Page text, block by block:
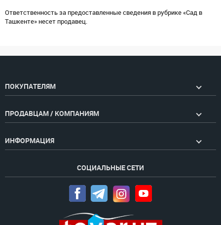
Ответственность за предоставленные сведения в рубрике «Сад в
Ташкенте» несет продавец.
ПОКУПАТЕЛЯМ
ПРОДАВЦАМ / КОМПАНИЯМ
ИНФОРМАЦИЯ
СОЦИАЛЬНЫЕ СЕТИ